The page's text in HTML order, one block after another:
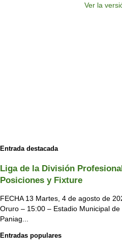
Ver la
Entrada destacada
Liga de la División
Posiciones y Fixture
FECHA 13 Martes, 4 de agosto de
Oruro – 15:00 – Estadio Municipal
Paniag...
Entradas populares